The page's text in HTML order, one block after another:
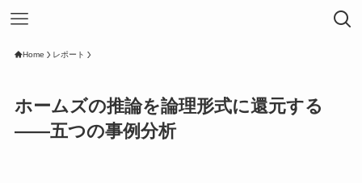
Home レポート
ホームズの推論を論理形式に還元する
——五つの事例分析